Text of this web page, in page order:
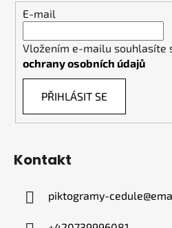
E-mail
Vložením e-mailu souhlasíte
ochrany osobních údajů
PŘIHLÁSIT SE
Kontakt
piktogramy-cedule@